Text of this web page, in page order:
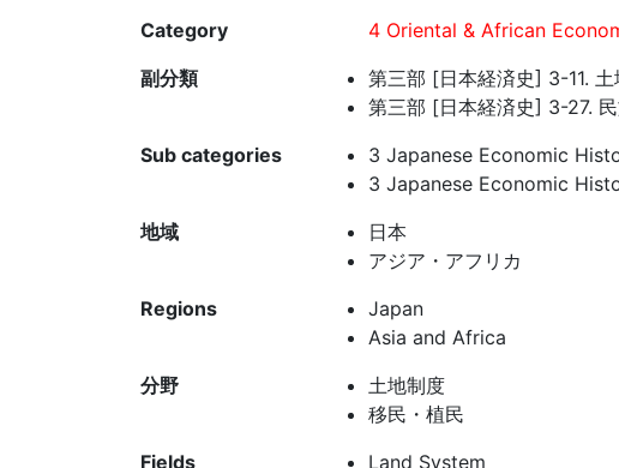
Category
4 Oriental & African
副分類
第三部 [日本経済史] 3-11. 土
第三部 [日本経済史] 3-27.
Sub categories
3 Japanese Economic
3 Japanese Economic
地域
日本
アジア・アフリカ
Regions
Japan
Asia and Africa
分野
土地制度
移民・植民
Fields
Land System